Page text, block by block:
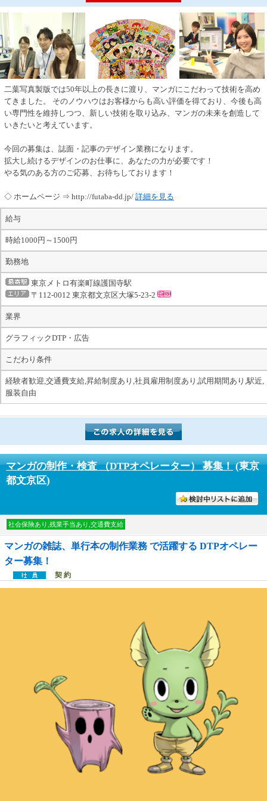
二葉写真製版では50年以上の長きに渡り、マンガにこだわって技術を高め
てきました。 そのノウハウはお客様からも高い評価を得ており、今後も高
い専門性を維持しつつ、新しい技術を取り込み、マンガの未来を創造して
いきたいと考えています。
今回の募集は、誌面・記事のデザイン業務になります。
拡大し続けるデザインのお仕事に、あなたの力が必要です！
やる気のある方のご応募、お待ちしております！
◇ ホームページ ⇒ http://futaba-dd.jp/ 詳細を見る
給与
時給1000円～1500円
勤務地
東京メトロ有楽町線護国寺駅
〒112-0012 東京都文京区大塚5-23-2
業界
グラフィックDTP・広告
こだわり条件
経験者歓迎,交通費支給,昇給制度あり,社員雇用制度あり,試用期間あり,駅近,
服装自由
マンガの制作・検査 （DTPオペレーター） 募集！(東京
都文京区)
討中リストに入れる
社会保険あり,残業手当あり,交通費支給
マンガの雑誌、単行本の制作業務 で活躍する DTPオペレー
ター募集！
契 約